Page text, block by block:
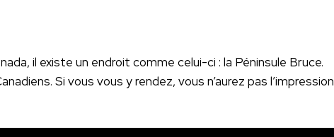
il existe un endroit comme celui-ci : la Péninsule Bruce.
Si vous vous y rendez, vous n’aurez pas l’impression